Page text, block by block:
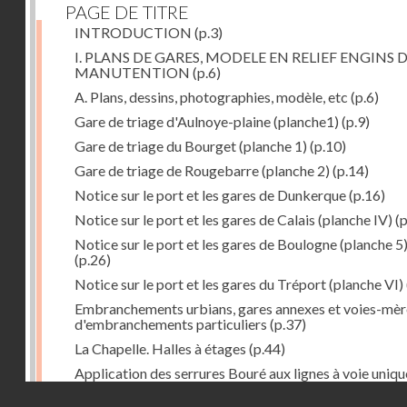
PAGE DE TITRE
INTRODUCTION (p.3)
I. PLANS DE GARES, MODELE EN RELIEF ENGINS
MANUTENTION (p.6)
A. Plans, dessins, photographies, modèle, etc (p.6)
Gare de triage d'Aulnoye-plaine (planche1) (p.9)
Gare de triage du Bourget (planche 1) (p.10)
Gare de triage de Rougebarre (planche 2) (p.14)
Notice sur le port et les gares de Dunkerque(p.16)
Notice sur le port et les gares de Calais (planche IV)
Notice sur le port et les gares de Boulogne (planche 5)
(p.26)
Notice sur le port et les gares du Tréport (planche VI)
Embranchements urbians, gares annexes et voies-
d'embranchements particuliers (p.37)
La Chapelle. Halles à étages (p.44)
Application des serrures Bouré aux lignes à voie